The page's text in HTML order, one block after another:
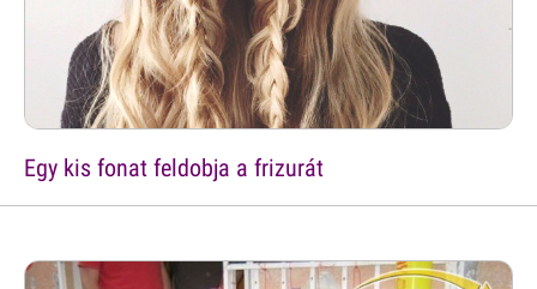
Egy kis fonat feldobja a frizurát